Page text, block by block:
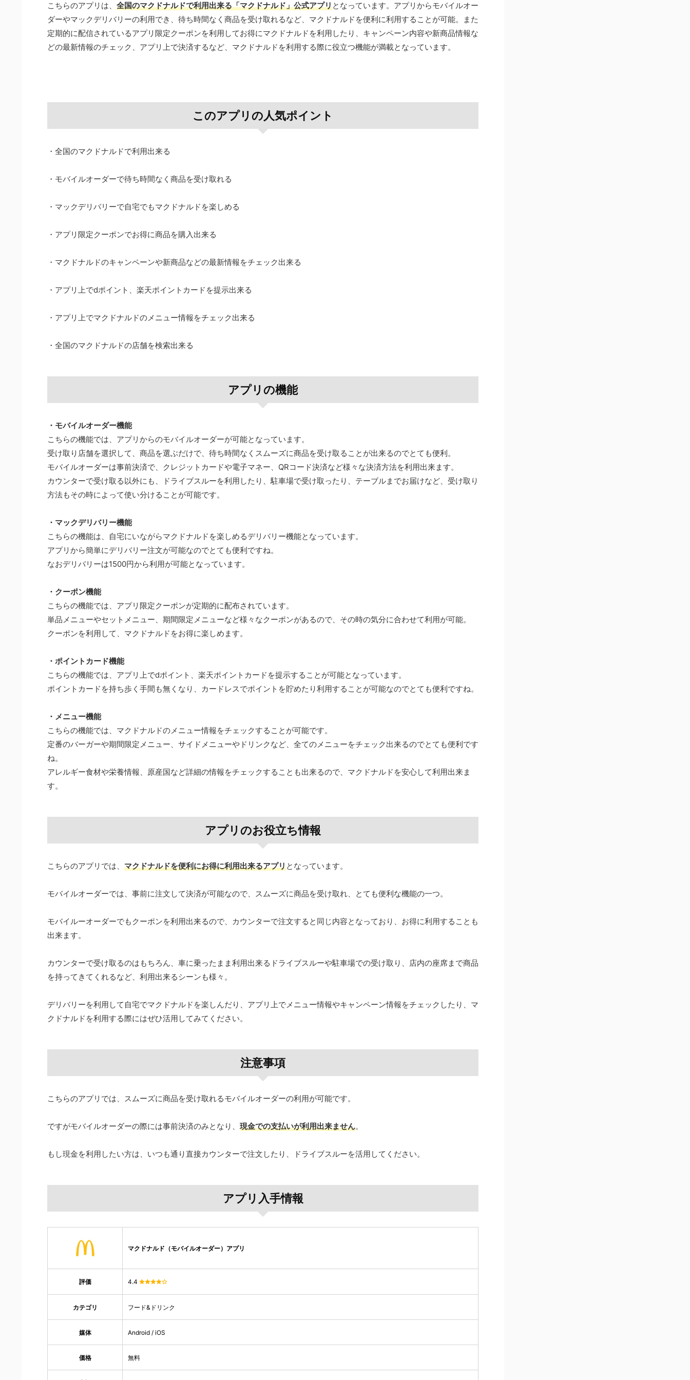
こちらのアプリは、 全国のマクドナルドで利用出来る「マクドナルド」公式アプリとなっています。アプリからモバイルオー
ダーやマックデリバリーの利用でき、待ち時間なく商品を受け取れるなど、マクドナルドを便利に利用することが可能。また
定期的に配信されているアプリ限定クーポンを利用してお得にマクドナルドを利用したり、キャンペーン内容や新商品情報な
どの最新情報のチェック、アプリ上で決済するなど、マクドナルドを利用する際に役立つ機能が満載となっています。
このアプリの人気ポイント
・全国のマクドナルドで利用出来る
・モバイルオーダーで待ち時間なく商品を受け取れる
・マックデリバリーで自宅でもマクドナルドを楽しめる
・アプリ限定クーポンでお得に商品を購入出来る
・マクドナルドのキャンペーンや新商品などの最新情報をチェック出来る
・アプリ上でdポイント、楽天ポイントカードを提示出来る
・アプリ上でマクドナルドのメニュー情報をチェック出来る
・全国のマクドナルドの店舗を検索出来る
アプリの機能
・モバイルオーダー機能
こちらの機能では、アプリからのモバイルオーダーが可能となっています。
受け取り店舗を選択して、商品を選ぶだけで、待ち時間なくスムーズに商品を受け取ることが出来るのでとても便利。
モバイルオーダーは事前決済で、クレジットカードや電子マネー、QRコード決済など様々な決済方法を利用出来ます。
カウンターで受け取る以外にも、ドライブスルーを利用したり、駐車場で受け取ったり、テーブルまでお届けなど、受け取り
方法もその時によって使い分けることが可能です。
・マックデリバリー機能
こちらの機能は、自宅にいながらマクドナルドを楽しめるデリバリー機能となっています。
アプリから簡単にデリバリー注文が可能なのでとても便利ですね。
なおデリバリーは1500円から利用が可能となっています。
・クーポン機能
こちらの機能では、アプリ限定クーポンが定期的に配布されています。
単品メニューやセットメニュー、期間限定メニューなど様々なクーポンがあるので、その時の気分に合わせて利用が可能。
クーポンを利用して、マクドナルドをお得に楽しめます。
・ポイントカード機能
こちらの機能では、アプリ上でdポイント、楽天ポイントカードを提示することが可能となっています。
ポイントカードを持ち歩く手間も無くなり、カードレスでポイントを貯めたり利用することが可能なのでとても便利ですね。
・メニュー機能
こちらの機能では、マクドナルドのメニュー情報をチェックすることが可能です。
定番のバーガーや期間限定メニュー、サイドメニューやドリンクなど、全てのメニューをチェック出来るのでとても便利です
ね。
アレルギー食材や栄養情報、原産国など詳細の情報をチェックすることも出来るので、マクドナルドを安心して利用出来ま
す。
アプリのお役立ち情報
こちらのアプリでは、 マクドナルドを便利にお得に利用出来るアプリとなっています。
モバイルオーダーでは、事前に注文して決済が可能なので、スムーズに商品を受け取れ、とても便利な機能の一つ。
モバイルーオーダーでもクーポンを利用出来るので、カウンターで注文すると同じ内容となっており、お得に利用することも
出来ます。
カウンターで受け取るのはもちろん、車に乗ったまま利用出来るドライブスルーや駐車場での受け取り、店内の座席まで商品
を持ってきてくれるなど、利用出来るシーンも様々。
デリバリーを利用して自宅でマクドナルドを楽しんだり、アプリ上でメニュー情報やキャンペーン情報をチェックしたり、マ
クドナルドを利用する際にはぜひ活用してみてください。
注意事項
こちらのアプリでは、スムーズに商品を受け取れるモバイルオーダーの利用が可能です。
ですがモバイルオーダーの際には事前決済のみとなり、 現金での支払いが利用出来ません。
もし現金を利用したい方は、いつも通り直接カウンターで注文したり、ドライブスルーを活用してください。
アプリ入手情報
マクドナルド（モバイルオーダー）アプリ
評価 4.4
カテゴリ フード&ドリンク
媒体 Android / iOS
価格 無料